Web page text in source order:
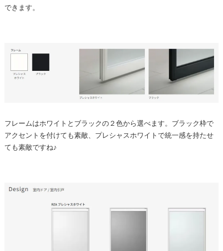
できます。
フレームはホワイトとブラックの２色から選べます。ブラック枠で
アクセントを付けても素敵、プレシャスホワイトで統一感を持たせ
ても素敵ですね♪